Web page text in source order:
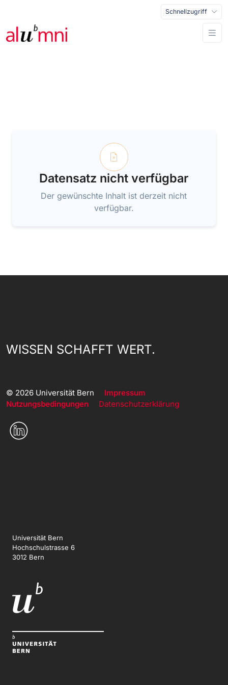
Schnellzugriff
Datensatz nicht verfügbar
Der gewünschte Inhalt ist derzeit nicht
verfügbar.
WISSEN SCHAFFT WERT.
© 2026 Universität Bern Impressum
Nutzungsbedingungen
Datenschutzerklärung
Universität Bern
Hochschulstrasse 6
3012 Bern